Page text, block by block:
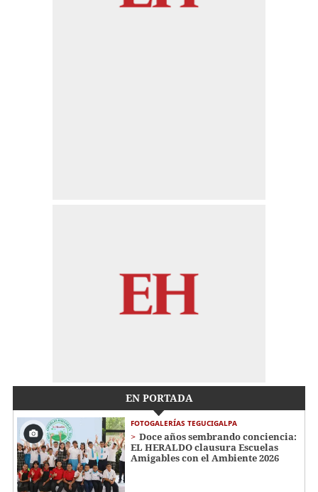
EN PORTADA
FOTOGALERÍAS TEGUCIGALPA
Doce años sembrando conciencia:
EL HERALDO clausura Escuelas
Amigables con el Ambiente 2026